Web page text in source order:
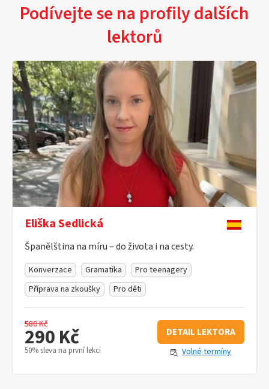
Podívejte se na profily dalších
lektorů
Eliška Sedlická
Španělština na míru – do života i na cesty.
Konverzace Gramatika
Pro teenagery
Příprava na zkoušky
Pro děti
580 Kč
290 Kč
50% sleva na první lekci
DETAIL LEKTORA
Volné termíny